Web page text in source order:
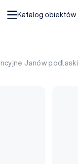
Katalog obiektów
Janów podlaski